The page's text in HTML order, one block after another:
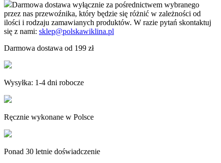
Darmowa dostawa wyłącznie za pośrednictwem wybranego
przez nas przewoźnika, który będzie się różnić w zależności od
ilości i rodzaju zamawianych produktów. W razie pytań skontaktuj
się z nami: sklep@polskawiklina.pl
Darmowa dostawa od 199 zł
Wysyłka: 1-4 dni robocze
Ręcznie wykonane w Polsce
Ponad 30 letnie doświadczenie